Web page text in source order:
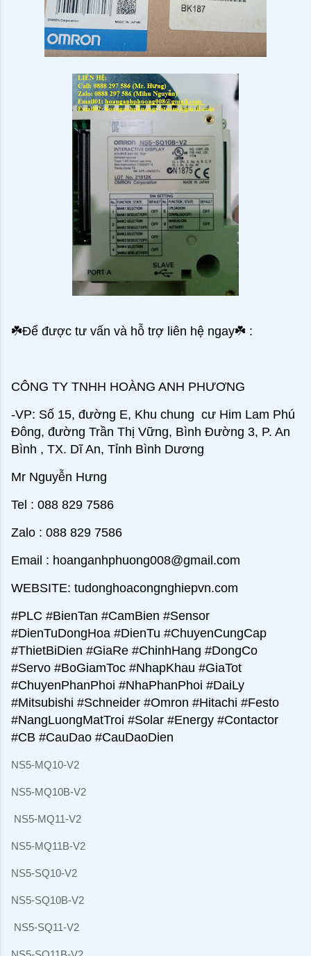
☘️Để được tư vấn và hỗ trợ liên hệ ngay☘ ️ :
CÔNG TY TNHH HOÀNG ANH PHƯƠNG
-VP: Số 15, đường E, Khu chung cư Him Lam Phú
Đông, đường Trần Thị Vững, Bình Đường 3, P. An
Bình , TX. Dĩ An, Tỉnh Bình Dương
Mr Nguyễn Hưng
Tel : 088 829 7586
Zalo : 088 829 7586
Email : hoanganhphuong008@gmail.com
WEBSITE: tudonghoacongnghiepvn.com
#PLC #BienTan #CamBien #Sensor
#DienTuDongHoa #DienTu #ChuyenCungCap
#ThietBiDien #GiaRe #ChinhHang #DongCo
#Servo #BoGiamToc #NhapKhau #GiaTot
#ChuyenPhanPhoi #NhaPhanPhoi #DaiLy
#Mitsubishi #Schneider #Omron #Hitachi #Festo
#NangLuongMatTroi #Solar #Energy #Contactor
#CB #CauDao #CauDaoDien
NS5-MQ10-V2
NS5-MQ10B-V2
NS5-MQ11-V2
NS5-MQ11B-V2
NS5-SQ10-V2
NS5-SQ10B-V2
NS5-SQ11-V2